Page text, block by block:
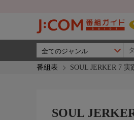
番組表 SOUL JERKER 7
SOUL